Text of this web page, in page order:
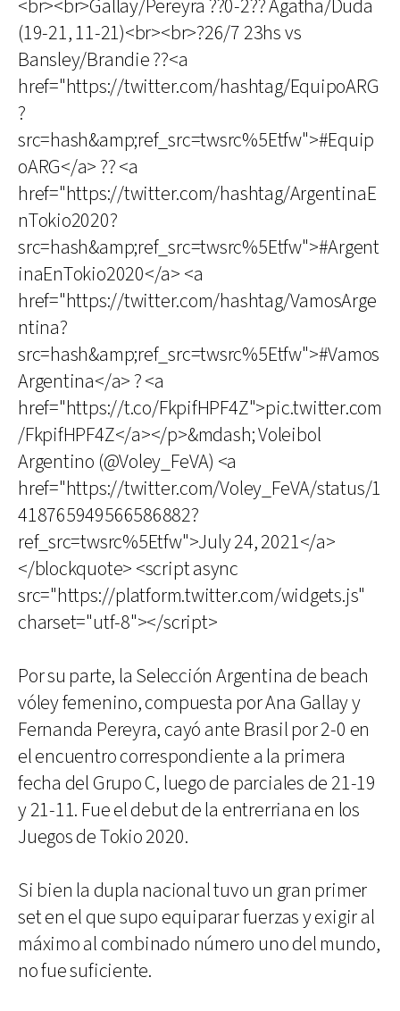
<br><br>Gallay/Pereyra ??0-2?? Agatha/Duda
(19-21, 11-21)<br><br>?26/7 23hs vs
Bansley/Brandie ??<a
href="https://twitter.com/hashtag/EquipoARG
?
src=hash&amp;ref_src=twsrc%5Etfw">#Equip
oARG</a> ?? <a
href="https://twitter.com/hashtag/ArgentinaE
nTokio2020?
src=hash&amp;ref_src=twsrc%5Etfw">#Argent
inaEnTokio2020</a> <a
href="https://twitter.com/hashtag/VamosArge
ntina?
src=hash&amp;ref_src=twsrc%5Etfw">#Vamos
Argentina</a> ? <a
href="https://t.co/FkpifHPF4Z">pic.twitter.com
/FkpifHPF4Z</a></p>&mdash; Voleibol
Argentino (@Voley_FeVA) <a
href="https://twitter.com/Voley_FeVA/status/1
418765949566586882?
ref_src=twsrc%5Etfw">July 24, 2021</a>
</blockquote> <script async
src="https://platform.twitter.com/widgets.js"
charset="utf-8"></script>
Por su parte, la Selección Argentina de beach
vóley femenino, compuesta por Ana Gallay y
Fernanda Pereyra, cayó ante Brasil por 2-0 en
el encuentro correspondiente a la primera
fecha del Grupo C, luego de parciales de 21-19
y 21-11. Fue el debut de la entrerriana en los
Juegos de Tokio 2020.
Si bien la dupla nacional tuvo un gran primer
set en el que supo equiparar fuerzas y exigir al
máximo al combinado número uno del mundo,
no fue suficiente.